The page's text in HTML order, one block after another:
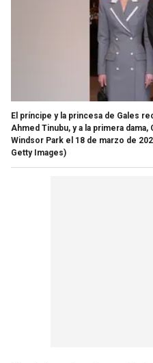
El príncipe y la princesa de Gales
Ahmed Tinubu, y a la primera
Windsor Park el 18 de marzo de
Getty Images)